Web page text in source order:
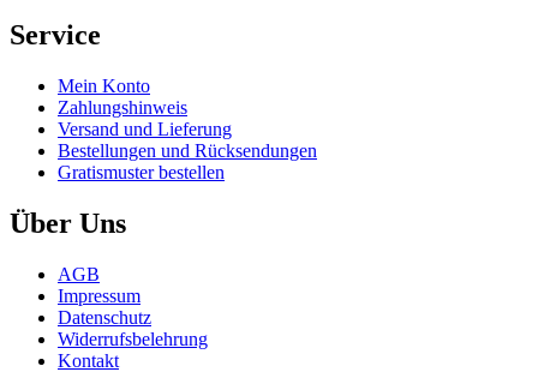
Service
Mein Konto
Zahlungshinweis
Versand und Lieferung
Bestellungen und Rücksendungen
Gratismuster bestellen
Über Uns
AGB
Impressum
Datenschutz
Widerrufsbelehrung
Kontakt